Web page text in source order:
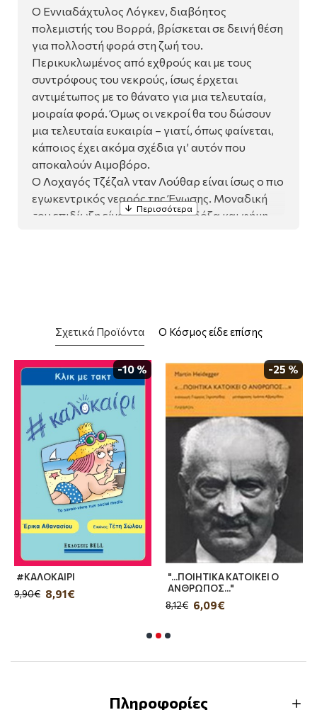
Ο Εννιαδάχτυλος Λόγκεν, διαβόητος
πολεμιστής του Βορρά, βρίσκεται σε δεινή θέση
για πολλοστή φορά στη ζωή του.
Περικυκλωμένος από εχθρούς και με τους
συντρόφους του νεκρούς, ίσως έρχεται
αντιμέτωπος με το θάνατο για μια τελευταία,
μοιραία φορά. Όμως οι νεκροί θα του δώσουν
μια τελευταία ευκαιρία – γιατί, όπως φαίνεται,
κάποιος έχει ακόμα σχέδια γι’ αυτόν που
αποκαλούν Αιμοβόρο.
Ο Λοχαγός Τζέζαλ νταν Λούθαρ είναι ίσως ο πιο
εγωκεντρικός νεαρός της Ένωσης. Μοναδική
του επιδίωξη είναι να κερδίσει δόξα και φήμη
Τζέζαλ νεκρό. Βέβαια, η αλήθεια είναι ότι ο
αναζήτηση για προδότες δεν του αφήνει
περιθώρια για φίλους – και η τελευταία σειρά
φόνων που ερευνά ίσως οδηγεί κατευθείαν στη
διεφθαρμένη καρδιά της κυβέρνησης... αν
καταφέρει να μείνει ζωντανός για να
διαλευκάνει την υπόθεση.
Τέλος, υπάρχει και ο Μπαγιάζ, ένας δύστροπος
και ιδιαίτερα ευέξαπτος ηλικιωμένος. Είναι
πράγματι ο Πρώτος των Μάγων ή ένας
επιτήδειος απατεώνας; Όποιος κι αν είναι
τελικά, το μόνο βέβαιο είναι ότι θα κάνει τις
ζωές των Λόγκεν, Τζέζαλ και Γκλόκτα
εξαιρετικά πιο δύσκολες...
«Το καλύτερο δείγμα σύγχρονης λογοτεχνίας
Σχετικά Προϊόντα Ο Κόσμος είδε επίσης
-10 %
#ΚΑΛΟΚΑΙΡΙ
8,91€
9,90€
-25 %
"...ΠΟΙΗΤΙΚΑ ΚΑΤΟΙΚΕΙ Ο
ΑΝΘΡΩΠΟΣ..."
6,09€
8,12€
Πληροφορίες